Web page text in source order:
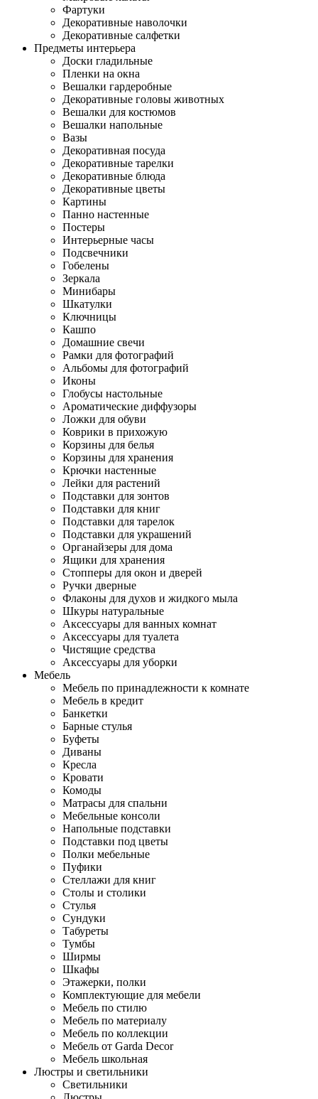
Фартуки
Декоративные наволочки
Декоративные салфетки
Предметы интерьера
Доски гладильные
Пленки на окна
Вешалки гардеробные
Декоративные головы животных
Вешалки для костюмов
Вешалки напольные
Вазы
Декоративная посуда
Декоративные тарелки
Декоративные блюда
Декоративные цветы
Картины
Панно настенные
Постеры
Интерьерные часы
Подсвечники
Гобелены
Зеркала
Минибары
Шкатулки
Ключницы
Кашпо
Домашние свечи
Рамки для фотографий
Альбомы для фотографий
Иконы
Глобусы настольные
Ароматические диффузоры
Ложки для обуви
Коврики в прихожую
Корзины для белья
Корзины для хранения
Крючки настенные
Лейки для растений
Подставки для зонтов
Подставки для книг
Подставки для тарелок
Подставки для украшений
Органайзеры для дома
Ящики для хранения
Стопперы для окон и дверей
Ручки дверные
Флаконы для духов и жидкого мыла
Шкуры натуральные
Аксессуары для ванных комнат
Аксессуары для туалета
Чистящие средства
Аксессуары для уборки
Мебель
Мебель по принадлежности к комнате
Мебель в кредит
Банкетки
Барные стулья
Буфеты
Диваны
Кресла
Кровати
Комоды
Матрасы для спальни
Мебельные консоли
Напольные подставки
Подставки под цветы
Полки мебельные
Пуфики
Стеллажи для книг
Столы и столики
Стулья
Сундуки
Табуреты
Тумбы
Ширмы
Шкафы
Этажерки, полки
Комплектующие для мебели
Мебель по стилю
Мебель по материалу
Мебель по коллекции
Мебель от Garda Decor
Мебель школьная
Люстры и светильники
Светильники